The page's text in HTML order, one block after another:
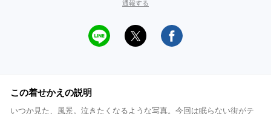
通報する
この着せかえの説明
いつか見た、風景。泣きたくなるような写真。今回は眠らない街がテ